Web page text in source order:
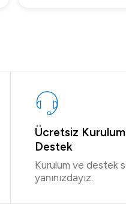
Ücretsiz
Destek
Kurulum ve destek
yanınızdayız.